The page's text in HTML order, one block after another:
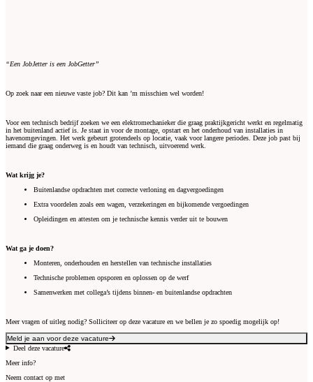
“Een JobJetter is een JobGetter”
Op zoek naar een nieuwe vaste job? Dit kan ’m misschien wel worden!
Voor een technisch bedrijf zoeken we een elektromechanieker die graag praktijkgericht werkt en regelmatig
in het buitenland actief is. Je staat in voor de montage, opstart en het onderhoud van installaties in
havenomgevingen. Het werk gebeurt grotendeels op locatie, vaak voor langere periodes. Deze job past bij
iemand die graag onderweg is en houdt van technisch, uitvoerend werk.
Wat krijg je?
Buitenlandse opdrachten met correcte verloning en dagvergoedingen
Extra voordelen zoals een wagen, verzekeringen en bijkomende vergoedingen
Opleidingen en attesten om je technische kennis verder uit te bouwen
Wat ga je doen?
Monteren, onderhouden en herstellen van technische installaties
Technische problemen opsporen en oplossen op de werf
Samenwerken met collega’s tijdens binnen- en buitenlandse opdrachten
Meer vragen of uitleg nodig? Solliciteer op deze vacature en we bellen je zo spoedig mogelijk op!
Meld je aan voor deze vacature
Deel deze vacature
Meer info?
Neem contact op met